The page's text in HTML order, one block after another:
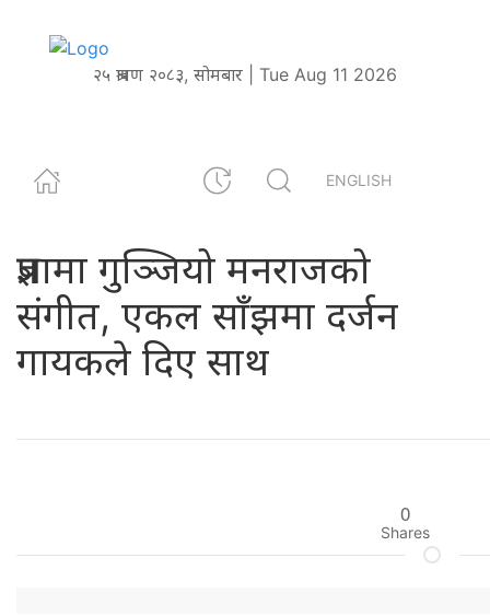
२५ श्रावण २०८३, सोमबार | Tue Aug 11 2026
ENGLISH
प्रज्ञामा गुञ्जियो मनराजको
स‌ंगीत, एकल साँझमा दर्जन
गायकले दिए साथ
0
Shares